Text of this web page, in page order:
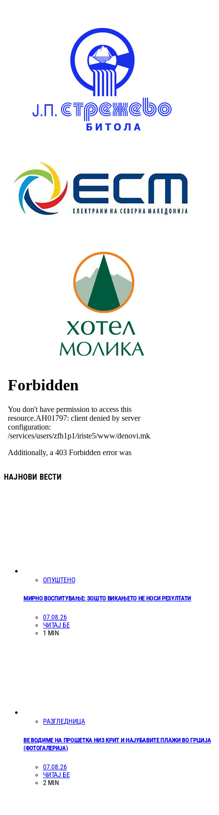
НАЈНОВИ ВЕСТИ
ОПУШТЕНО
МИРНО ВОСПИТУВАЊЕ: ЗОШТО ВИКАЊЕТО НЕ НОСИ РЕЗУЛТАТИ
07.08.26
ЧИТАЈ БЕ
1 MIN
РАЗГЛЕДНИЦА
ВЕ ВОДИМЕ НА ПРОШЕТКА НИЗ КРИТ И НАЈУБАВИТЕ ПЛАЖИ ВО ГРЦИЈА
(ФОТОГАЛЕРИЈА)
07.08.26
ЧИТАЈ БЕ
2 MIN